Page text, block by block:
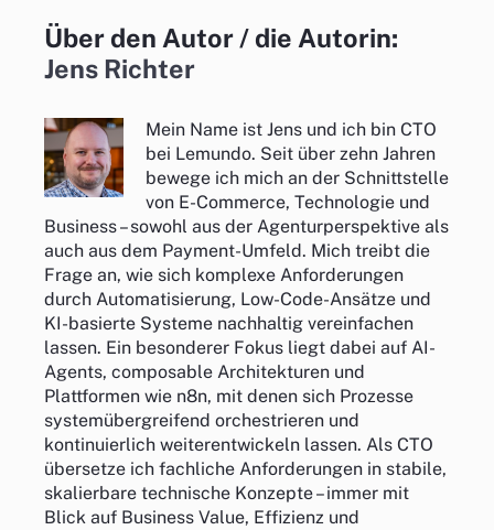
Über den Autor / die Autorin:
Jens Richter
Mein Name ist Jens und ich bin CTO
bei Lemundo. Seit über zehn Jahren
bewege ich mich an der Schnittstelle
von E-Commerce, Technologie und
Business – sowohl aus der Agenturperspektive als
auch aus dem Payment-Umfeld. Mich treibt die
Frage an, wie sich komplexe Anforderungen
durch Automatisierung, Low-Code-Ansätze und
KI-basierte Systeme nachhaltig vereinfachen
lassen. Ein besonderer Fokus liegt dabei auf AI-
Agents, composable Architekturen und
Plattformen wie n8n, mit denen sich Prozesse
systemübergreifend orchestrieren und
kontinuierlich weiterentwickeln lassen. Als CTO
übersetze ich fachliche Anforderungen in stabile,
skalierbare technische Konzepte – immer mit
Blick auf Business Value, Effizienz und